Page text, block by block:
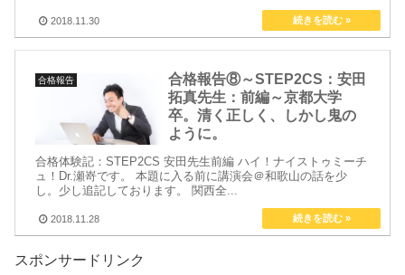
2018.11.30
合格報告
合格報告⑧～STEP2CS：安田
拓真先生：前編～京都大学
卒。清く正しく、しかし鬼の
ように。
合格体験記：STEP2CS 安田先生前編 ハイ！ナイストゥミーチ
ュ！Dr.瀬嵜です。 本題に入る前に講演会＠和歌山の話を少
し。少し追記しております。 関西全...
2018.11.28
スポンサードリンク